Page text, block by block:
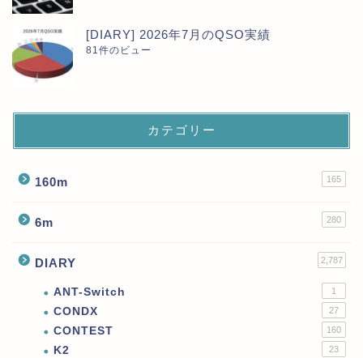
[DIARY] 2026年7月のQSO実績
81件のビュー
カテゴリー
160m 165
6m 280
DIARY 2,787
ANT-Switch 1
CONDX 27
CONTEST 160
K2 23